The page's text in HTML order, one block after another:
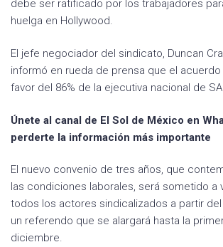
debe ser ratificado por los trabajadores
huelga en Hollywood.
El jefe negociador del sindicato, Duncan
informó en rueda de prensa que el
favor del 86% de la ejecutiva nacional de
Únete al canal de El Sol de México en
perderte la información más importante
El nuevo convenio de tres años, que
las condiciones laborales, será sometido a
todos los actores sindicalizados a partir
un referendo que se alargará hasta la
diciembre.